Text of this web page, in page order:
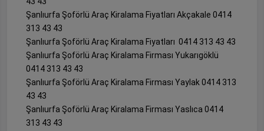
Şanlıurfa Şoförlü Araç Kiralama Fiyatları Akçakale 0414
313 43 43
Şanlıurfa Şoförlü Araç Kiralama Fiyatları 0414 313 43 43
Şanlıurfa Şoförlü Araç Kiralama Firması Yukarıgöklü
0414 313 43 43
Şanlıurfa Şoförlü Araç Kiralama Firması Yaylak 0414 313
43 43
Şanlıurfa Şoförlü Araç Kiralama Firması Yaslıca 0414
313 43 43